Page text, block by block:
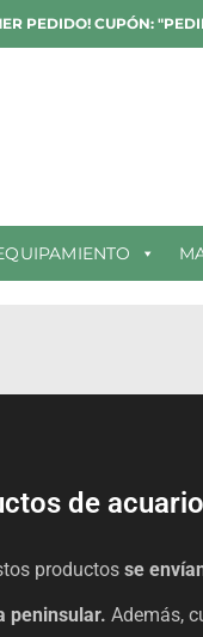
PEDIDO! CUPÓN:
de acuario
productos se
peninsular. Además,